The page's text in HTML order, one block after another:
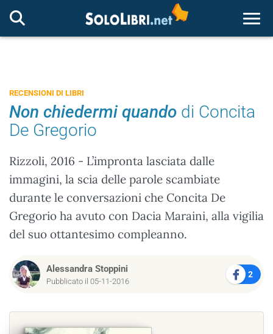
RECENSIONI DI LIBRI
Non chiedermi quando di Concita
De Gregorio
Rizzoli, 2016 - L’impronta lasciata dalle
immagini, la scia delle parole scambiate
durante le conversazioni che Concita De
Gregorio ha avuto con Dacia Maraini, alla vigilia
del suo ottantesimo compleanno.
Alessandra Stoppini
Pubblicato il 05-11-2016
2